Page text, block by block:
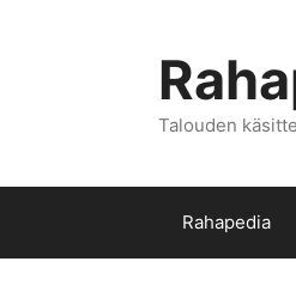
Talouden
Rahapedia